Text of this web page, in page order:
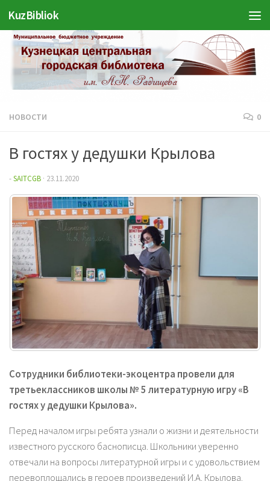
Перейти к содержимому
KuzBibliok
НОВОСТИ 0
В гостях у дедушки Крылова
-SAITCGB · 23.11.2020
Сотрудники библиотеки-экоцентра провели для
третьеклассников школы № 5 литературную игру «В
гостях у дедушки Крылова».
Перед началом игры ребята узнали о жизни и деятельности
известного русского баснописца. Школьники уверенно
отвечали на вопросы литературной игры и с удовольствием
перевоплощались в героев произведений И.А. Крылова.